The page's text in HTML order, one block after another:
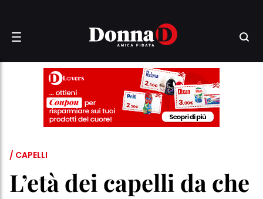
/ CAPELLI
L’età dei capelli da che